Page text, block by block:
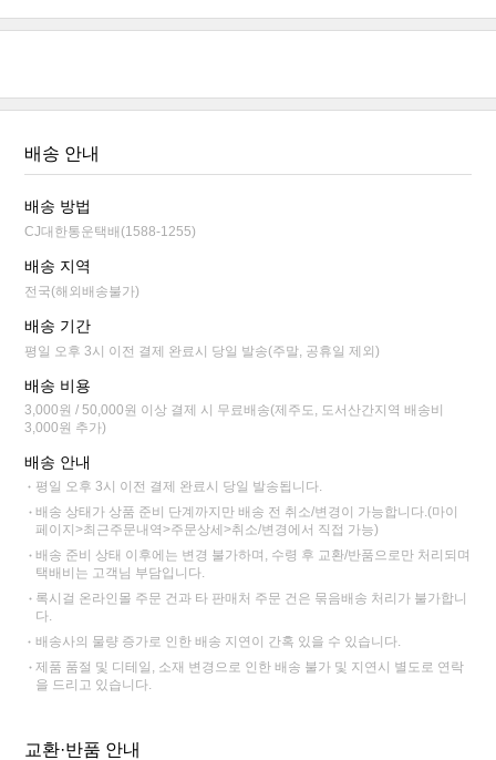
배송 안내
배송 방법
CJ대한통운택배(1588-1255)
배송 지역
전국(해외배송불가)
배송 기간
평일 오후 3시 이전 결제 완료시 당일 발송(주말, 공휴일 제외)
배송 비용
3,000원 / 50,000원 이상 결제 시 무료배송(제주도, 도서산간지역 배송비
3,000원 추가)
배송 안내
평일 오후 3시 이전 결제 완료시 당일 발송됩니다.
배송 상태가 상품 준비 단계까지만 배송 전 취소/변경이 가능합니다.(마이
페이지>최근주문내역>주문상세>취소/변경에서 직접 가능)
배송 준비 상태 이후에는 변경 불가하며, 수령 후 교환/반품으로만 처리되며
택배비는 고객님 부담입니다.
록시걸 온라인몰 주문 건과 타 판매처 주문 건은 묶음배송 처리가 불가합니
다.
배송사의 물량 증가로 인한 배송 지연이 간혹 있을 수 있습니다.
제품 품절 및 디테일, 소재 변경으로 인한 배송 불가 및 지연시 별도로 연락
을 드리고 있습니다.
교환·반품 안내